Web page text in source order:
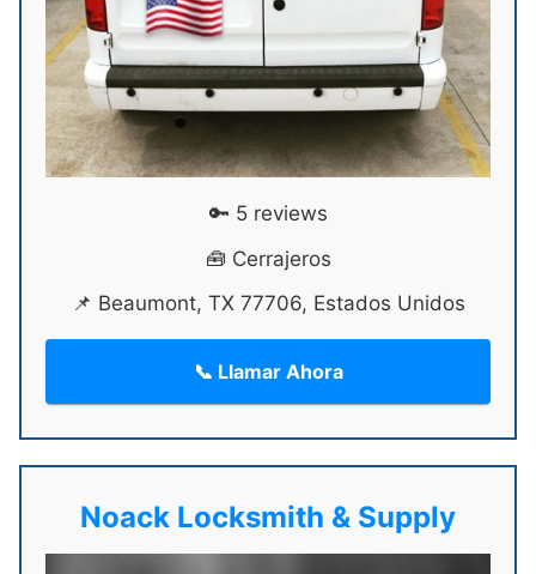
🔑 5 reviews
🧰 Cerrajeros
📌 Beaumont, TX 77706, Estados Unidos
📞 Llamar Ahora
Noack Locksmith & Supply